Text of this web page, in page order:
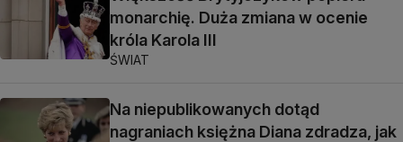
monarchię. Duża zmiana w ocenie
króla Karola III
ŚWIAT
Na niepublikowanych dotąd
nagraniach księżna Diana zdradza, jak